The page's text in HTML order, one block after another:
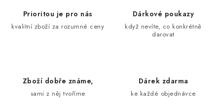
Prioritou je pro nás
kvalitní zboží za rozumné ceny
Dárkové poukazy
když nevíte, co konkrétně
darovat
Zboží dobře známe,
sami z něj tvoříme
Dárek zdarma
ke každé objednávce